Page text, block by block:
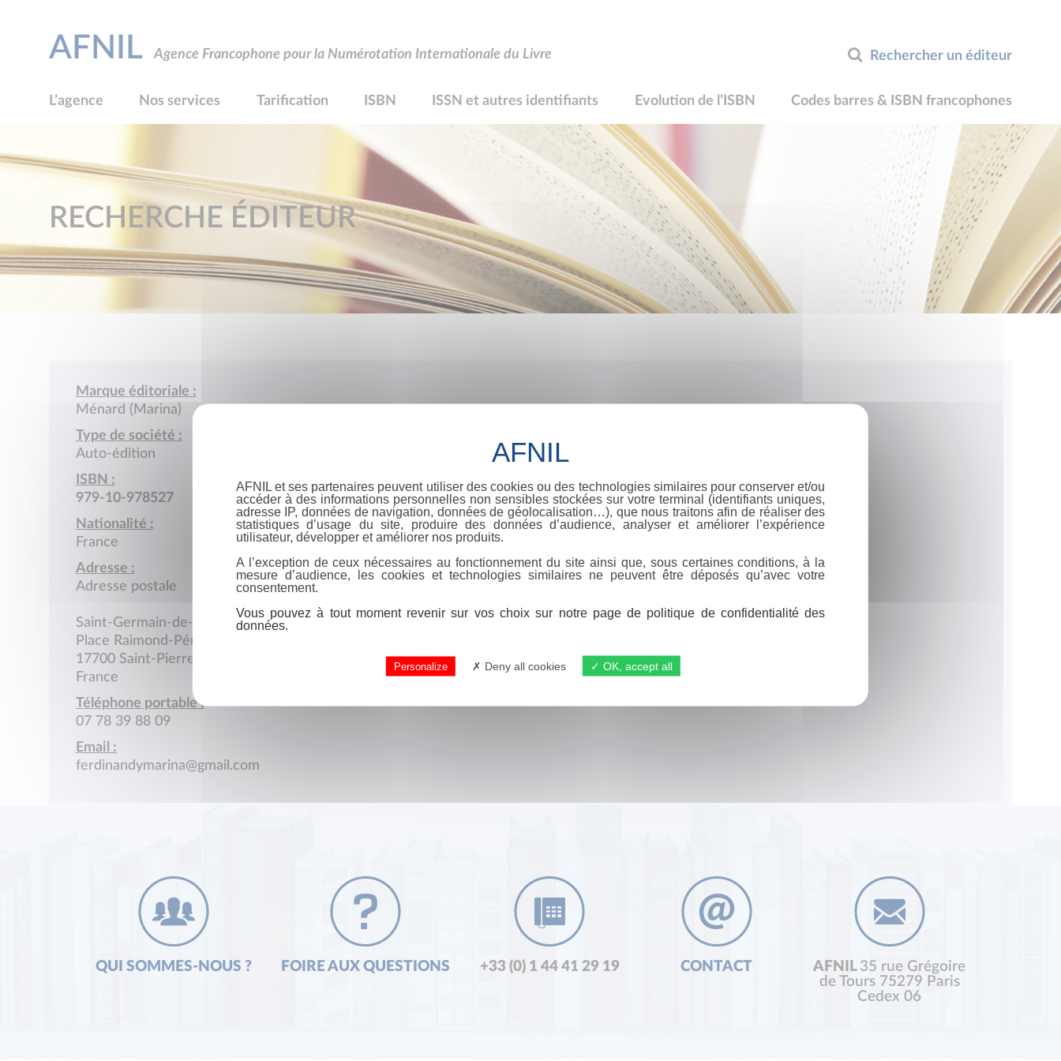
Rechercher un éditeur
AFNIL Agence Francophone pour la Numérotation Internationale du Livre
L’agence Nos services Tarification ISBN ISSN et autres identifiants Evolution de l’ISBN Codes barres & ISBN francophones
RECHERCHE ÉDITEUR
Marque éditoriale :
Ménard (Marina)
Type de société :
Auto-édition
ISBN :
979-10-978527
Nationalité :
France
Adresse :
Adresse postale
Saint-Germain-de-Marencennes
Place Raimond-Péraud
17700 Saint-Pierre-La-Noue
France
Téléphone portable :
07 78 39 88 09
Email :
ferdinandymarina@gmail.com
QUI SOMMES-NOUS ? FOIRE AUX QUESTIONS +33 (0) 1 44 41 29 19 CONTACT AFNIL 35 rue Grégoire
de Tours 75279 Paris
Cedex 06
AFNIL et ses partenaires peuvent utiliser des cookies ou des technologies similaires pour conserver et/ou
accéder à des informations personnelles non sensibles stockées sur votre terminal (identifiants uniques,
adresse IP, données de navigation, données de géolocalisation…), que nous traitons afin de réaliser des
statistiques d’usage du site, produire des données d’audience, analyser et améliorer l’expérience
utilisateur, développer et améliorer nos produits.
A l’exception de ceux nécessaires au fonctionnement du site ainsi que, sous certaines conditions, à la
mesure d’audience, les cookies et technologies similaires ne peuvent être déposés qu’avec votre
consentement.
Vous pouvez à tout moment revenir sur vos choix sur notre page de politique de confidentialité des
données.
Personalize Deny all cookies OK, accept all